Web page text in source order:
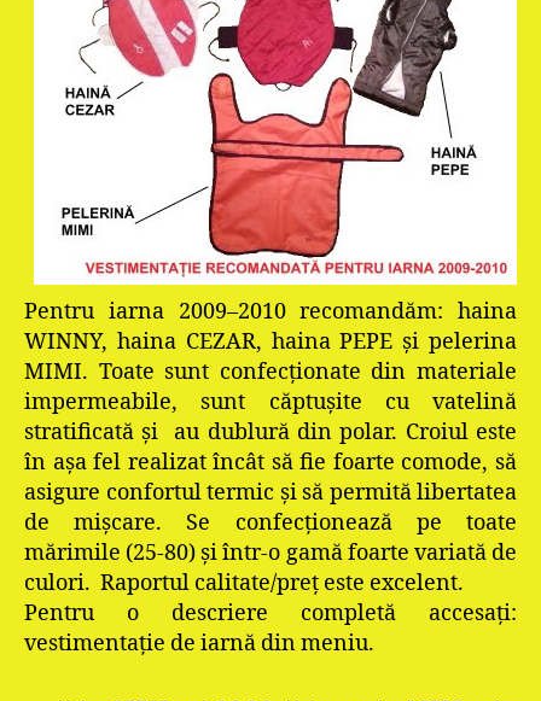
Pentru iarna 2009–2010 recomandăm: haina
WINNY, haina CEZAR, haina PEPE şi pelerina
MIMI. Toate sunt confecţionate din materiale
impermeabile, sunt căptuşite cu vatelină
stratificată şi au dublură din polar. Croiul este
în aşa fel realizat încât să fie foarte comode, să
asigure confortul termic şi să permită libertatea
de mişcare. Se confecţionează pe toate
mărimile (25-80) şi într-o gamă foarte variată de
culori. Raportul calitate/preţ este excelent.
Pentru o descriere completă accesaţi:
vestimentaţie de iarnă din meniu.